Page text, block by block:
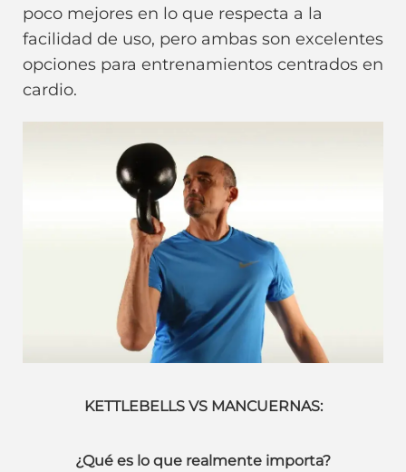
poco mejores en lo que respecta a la
facilidad de uso, pero ambas son excelentes
opciones para entrenamientos centrados en
cardio.
KETTLEBELLS VS MANCUERNAS:
¿Qué es lo que realmente importa?